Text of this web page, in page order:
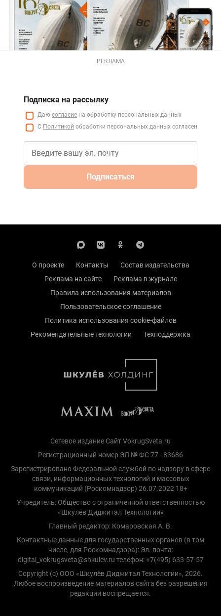
РЕКЛАМА
Подписка на рассылку
Даю согласие на обработку персональных данных
С Политикой обработки персональных данных согласен
Подписаться
О проекте Контакты
Состав издательства
Реклама на сайте
Реклама в журнале
Правила использования материалов
Пользовательское соглашение
Политика использования cookie-файлов
Рекомендательные технологии
Техподдержка
Сетевое издание Сайт VokrugSveta.ru
Регистрационный номер ЭЛ № ФС 77 - 83686
Зарегистрировано Федеральной службой по надзору в сфере
связи, информационных технологий и массовых
коммуникаций (Роскомнадзор) 26.07.2022 18+
Учредитель: Общество с ограниченной ответственностью
«Шкулёв Диджитал Технологии»
Главный редактор: Комаровская А. В.
Контактные данные для государственных органов (в том
числе, для Роскомнадзора): Эл. почта:
digital_vokrugsveta@shkulev.ru телефон: +7(495) 633-57-57
Copyright (с) ООО «Шкулёв Диджитал Технологии», 2026.
Любое воспроизведение материалов сайта без разрешения
редакции воспрещается.